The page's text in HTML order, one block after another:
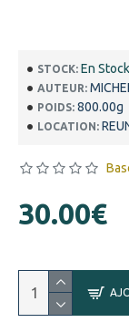
STOCK: En Stock
AUTEUR:
POIDS: 800.00g
LOCATION:
30.00€